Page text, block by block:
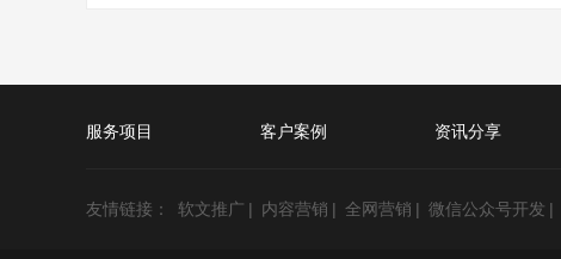
服务项目 客户案例 资讯分享
友情链接： 软文推广 | 内容营销 | 全网营销 | 微信公众号开发 |